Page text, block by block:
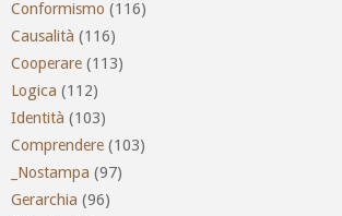
Conformismo (116)
Causalità (116)
Cooperare (113)
Logica (112)
Identità (103)
Comprendere (103)
_Nostampa (97)
Gerarchia (96)